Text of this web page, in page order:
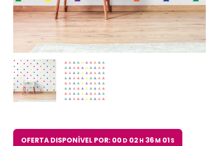
OFERTA DISPONÍVEL POR: 00 D 02 H 36M 00S